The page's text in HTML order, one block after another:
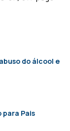
do álcool e
para Pais